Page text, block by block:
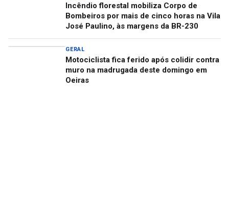
Incêndio florestal mobiliza Corpo de
Bombeiros por mais de cinco horas na Vila
José Paulino, às margens da BR-230
GERAL
Motociclista fica ferido após colidir contra
muro na madrugada deste domingo em
Oeiras